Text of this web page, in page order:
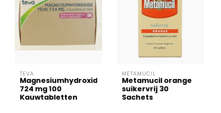
TEVA
Magnesiumhydroxide
724 mg 100
Kauwtabletten
METAMUCIL
Metamucil orange
suikervrij 30
Sachets